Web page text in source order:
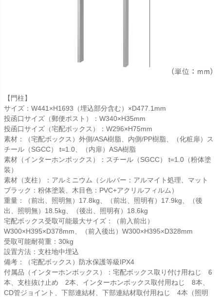
【門柱】
サイズ：W441×H1693（埋込部分含む）×D477.1mm
投函口サイズ（郵便ポスト）：W340×H35mm
投函口サイズ（宅配ボックス）：W296×H75mm
素材：（宅配ボックス）外側/ASA樹脂、内側/PP樹脂、（化粧扉）ス
チール（SGCC） t=1.0、（内扉）ASA樹脂
素材（インターホンボックス）：スチール（SGCC） t=1.0（粉体塗
装）
素材（支柱）：アルミニウム（シルバー：アルマイト処理、マット
ブラック：粉体塗装、木目色：PVC+アクリルフィルム）
重量：（前出、照明無）17.8kg、（前出、照明有）17.9kg、（後
出、照明無）18.5kg、（後出、照明有）18.6kg
宅配ボックス受取可能最大サイズ：（前入前出）
W300×H395×D378mm、（前入後出）W300×H395×D328mm
受取可能耐荷重：30kg
設置方法：支柱地中埋込
備考：（宅配ボックス）防水保護等級IPX4
付属品（インターホンボックス）：宅配ボックス取り付け用ねじ 6
本、支柱抜け止め 2本、インターホンボックス取付用ねじ 8本、
CD管ジョイント、下部連結材、下部連結材取付用ねじ 4本（照明